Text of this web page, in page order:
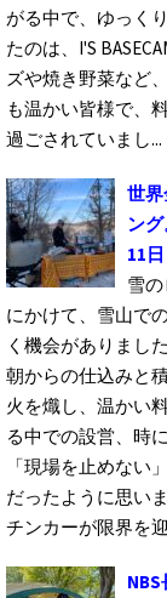
がる中で、ゆっく
たのは、I'S
ズや焼き野菜など
も温かい皆様で、
過ごされていまし...
世
ン
11日
雪
にかけて、雪山で
く機会がありまし
朝からの仕込みと
火を熾し、温かい
る中での設営、時
「現場を止めない
だったように思い
チンカーが限界を